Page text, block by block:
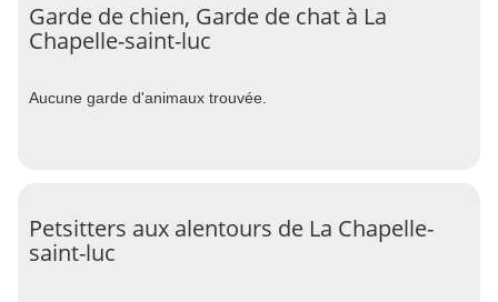
Garde de chien, Garde de chat à La
Chapelle-saint-luc
Aucune garde d'animaux trouvée.
Petsitters aux alentours de La Chapelle-
saint-luc